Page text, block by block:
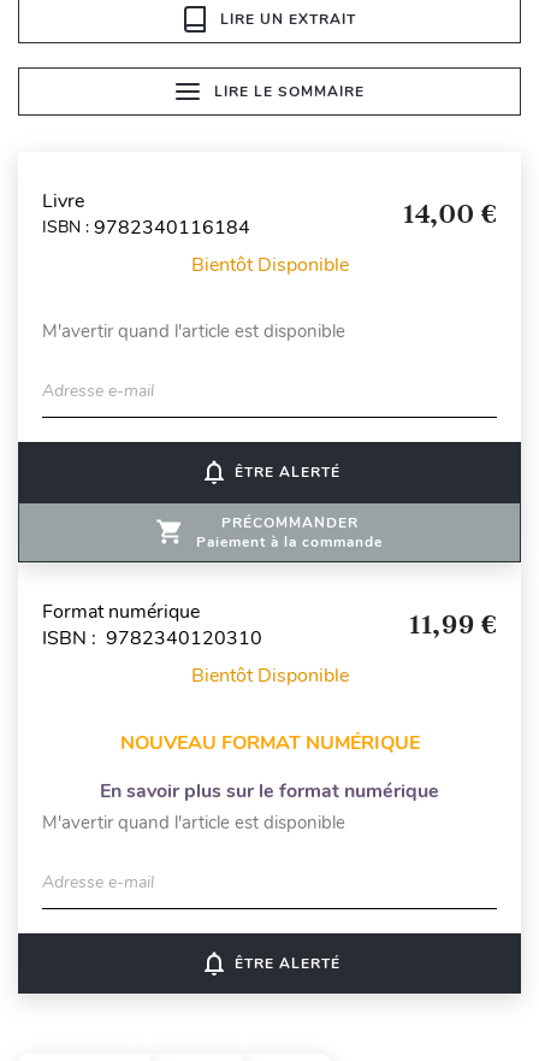
LIRE UN EXTRAIT
LIRE LE SOMMAIRE
Livre
ISBN : 9782340116184 14,00 €
Bientôt Disponible
M'avertir quand l'article est disponible
Adresse e-mail
notifications_none ÊTRE ALERTÉ
PRÉCOMMANDER
Paiement à la commande
Format numérique
ISBN : 9782340120310
11,99 €
Bientôt Disponible
NOUVEAU FORMAT NUMÉRIQUE
En savoir plus sur le format numérique
M'avertir quand l'article est disponible
Adresse e-mail
notifications_none ÊTRE ALERTÉ